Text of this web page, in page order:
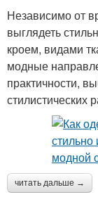
Независимо от
выглядеть
кроем, видами
модные
практичности,
стилистических
читать дальше →